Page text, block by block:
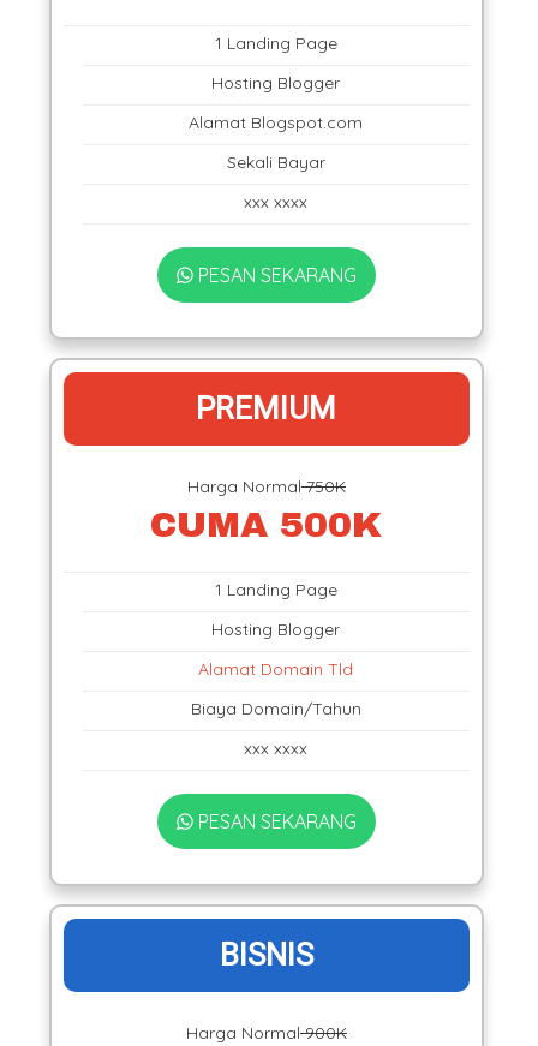
1 Landing Page
Hosting Blogger
Alamat Blogspot.com
Sekali Bayar
xxx xxxx
PESAN SEKARANG
PREMIUM
Harga Normal750K
CUMA 500K
1 Landing Page
Hosting Blogger
Alamat Domain Tld
Biaya Domain/Tahun
xxx xxxx
PESAN SEKARANG
BISNIS
Harga Normal900K